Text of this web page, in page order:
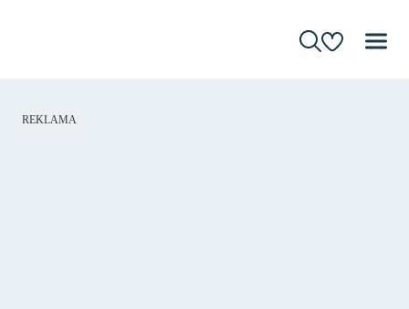
REKLAMA